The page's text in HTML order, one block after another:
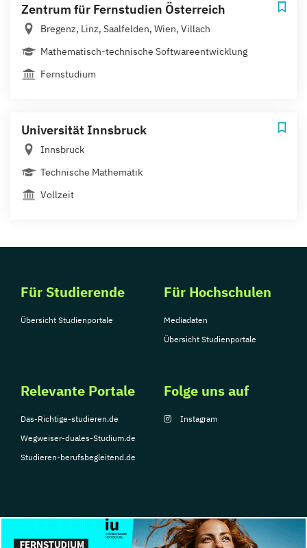
Zentrum für Fernstudien Österreich
Bregenz, Linz, Saalfelden, Wien, Villach
Mathematisch-technische Softwareentwicklung
Fernstudium
Universität Innsbruck
Innsbruck
Technische Mathematik
Vollzeit
Für Studierende
Übersicht Studienportale
Für Hochschulen
Mediadaten
Übersicht Studienportale
Relevante Portale
Das-Richtige-studieren.de
Wegweiser-duales-Studium.de
Studieren-berufsbegleitend.de
Folge uns auf
Instagram
© Copyright 2026, TarGroup Media GmbH